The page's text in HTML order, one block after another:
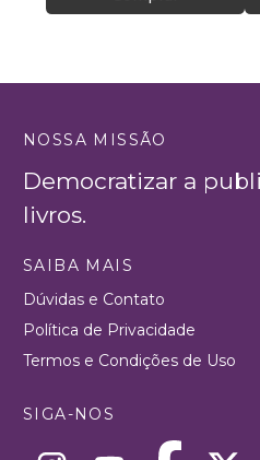
NOSSA MISSÃO
Democratizar a
livros.
SAIBA MAIS
Dúvidas e Contato
Política de Privacidade
Termos e Condições de Uso
SIGA-NOS